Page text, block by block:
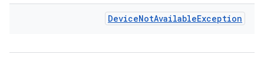
DeviceNotAvailableException